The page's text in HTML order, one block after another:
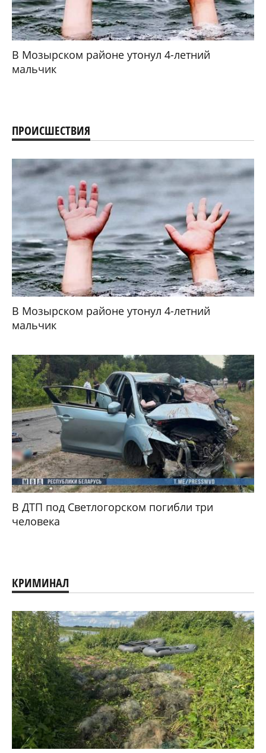
В Мозырском районе утонул 4-летний
мальчик
ПРОИСШЕСТВИЯ
В Мозырском районе утонул 4-летний
мальчик
В ДТП под Светлогорском погибли три
человека
КРИМИНАЛ